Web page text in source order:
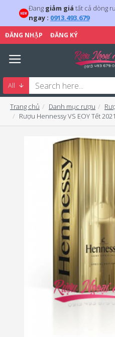
Đang giảm giá tất cả dòng
ngay : 0913.493.679
ĐĂNG NHẬP ĐĂNG KÝ
All
Trang chủ Danh mục rượu
Rượu Hennessy VS EOY Tết 2021